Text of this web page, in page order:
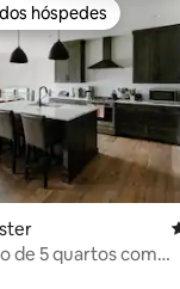
de 5, 114 avaliações
preferidos dos
hóspedes
de 5 quartos com